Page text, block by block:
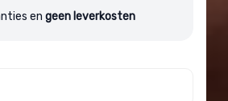
engeen leverkosten